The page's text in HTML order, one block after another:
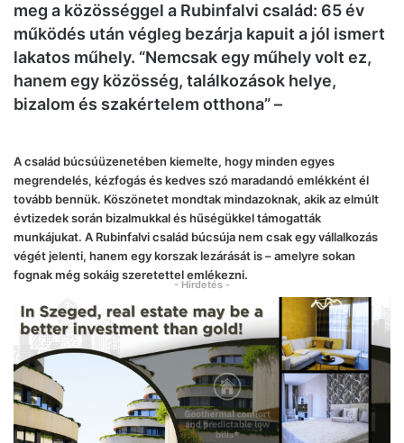
meg a közösséggel a Rubinfalvi család: 65 év
működés után végleg bezárja kapuit a jól ismert
lakatos műhely. “Nemcsak egy műhely volt ez,
hanem egy közösség, találkozások helye,
bizalom és szakértelem otthona” –
A család búcsúüzenetében kiemelte, hogy minden egyes
megrendelés, kézfogás és kedves szó maradandó emlékként él
tovább bennük. Köszönetet mondtak mindazoknak, akik az elmúlt
évtizedek során bizalmukkal és hűségükkel támogatták
munkájukat. A Rubinfalvi család búcsúja nem csak egy vállalkozás
végét jelenti, hanem egy korszak lezárását is – amelyre sokan
fognak még sokáig szeretettel emlékezni.
- Hirdetés -